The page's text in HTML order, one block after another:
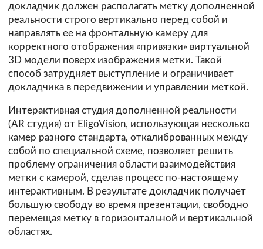
докладчик должен располагать метку дополненной
реальности строго вертикально перед собой и
направлять ее на фронтальную камеру для
корректного отображения «привязки» виртуальной
3D модели поверх изображения метки. Такой
способ затрудняет выступление и ограничивает
докладчика в передвижении и управлении меткой.
Интерактивная студия дополненной реальности
(AR студия) от EligoVision, использующая несколько
камер разного стандарта, откалиброванных между
собой по специальной схеме, позволяет решить
проблему ограничения области взаимодействия
метки с камерой, сделав процесс по-настоящему
интерактивным. В результате докладчик получает
большую свободу во время презентации, свободно
перемещая метку в горизонтальной и вертикальной
областях.